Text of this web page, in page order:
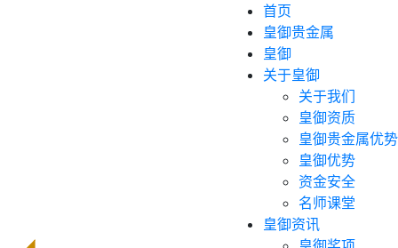
首页
皇御贵金属
皇御
关于皇御
关于我们
皇御资质
皇御贵金属优势
皇御优势
资金安全
名师课堂
皇御资讯